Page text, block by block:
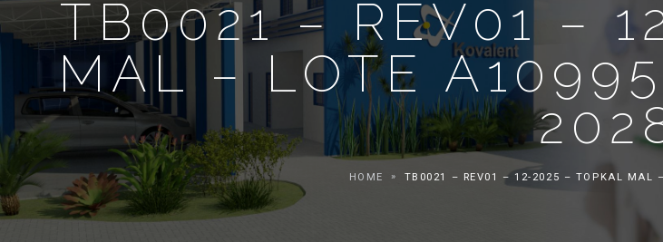
TB0021 – REV01 –
MAL – LOTE
HOME TB0021 – REV01 – 12-2025 – TOPKAL MAL